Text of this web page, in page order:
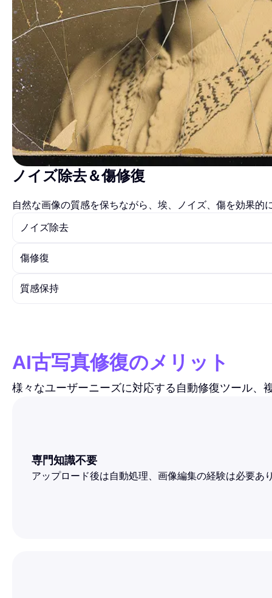
ノイズ除去＆傷修復
自然な画像の質感を保ちながら、埃、ノイズ、傷を効果的
ノイズ除去
傷修復
質感保持
AI古写真修復のメリット
様々なユーザーニーズに対応する自動修復ツール、
専門知識不要
アップロード後は自動処理、画像編集の経験は必要あ